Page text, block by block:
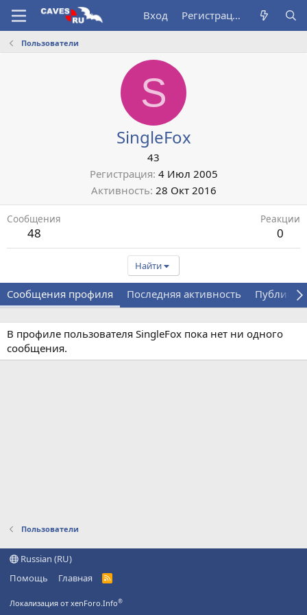
Вход Регистрация
Пользователи
S
SingleFox
43
Регистрация 4 Июл 2005
Активность 28 Окт 2016
Сообщения
48
Реакции
0
Найти
Сообщения профиля Последняя активность
В профиле пользователя SingleFox пока нет ни одного
сообщения.
Пользователи
Russian (RU)
Помощь
Главная
R
Локализация от xenForo.Info®